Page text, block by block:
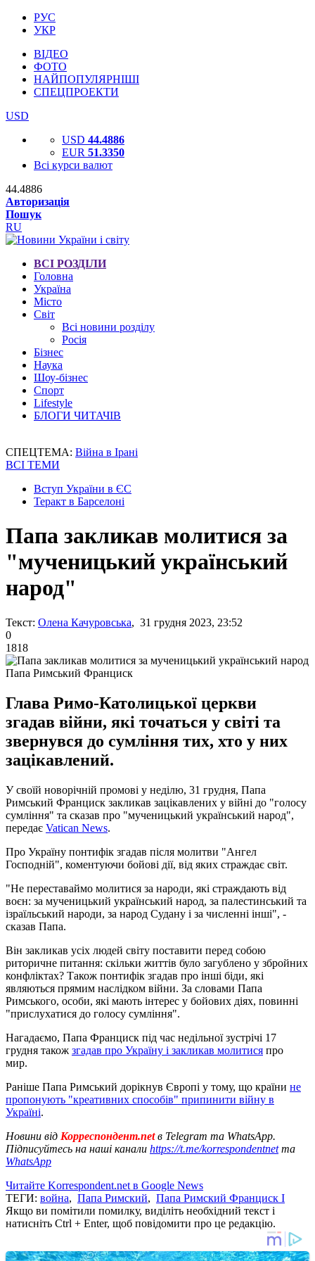
РУС
УКР
ВІДЕО
ФОТО
НАЙПОПУЛЯРНІШІ
СПЕЦПРОЕКТИ
USD
USD 44.4886
EUR 51.3350
Всі курси валют
44.4886
Авторизація
Пошук
RU
ВСІ РОЗДІЛИ
Головна
Україна
Місто
Світ
Всі новини розділу
Росія
Бізнес
Наука
Шоу-бізнес
Спорт
Lifestyle
БЛОГИ ЧИТАЧІВ
СПЕЦТЕМА: Війна в Ірані
ВСІ ТЕМИ
Вступ України в ЄС
Теракт в Барселоні
Папа закликав молитися за
"мученицький український
народ"
Текст: Олена Качуровська, 31 грудня 2023, 23:52
0
1818
Папа Римський Франциск
Глава Римо-Католицької церкви
згадав війни, які точаться у світі та
звернувся до сумління тих, хто у них
зацікавлений.
У своїй новорічній промові у неділю, 31 грудня, Папа
Римський Франциск закликав зацікавлених у війні до "голосу
сумління" та сказав про "мученицький український народ",
передає Vatican News.
Про Україну понтифік згадав після молитви "Ангел
Господній", коментуючи бойові дії, від яких страждає світ.
"Не переставаймо молитися за народи, які страждають від
воєн: за мученицький український народ, за палестинський та
ізраїльський народи, за народ Судану і за численні інші", -
сказав Папа.
Він закликав усіх людей світу поставити перед собою
риторичне питання: скільки життів було загублено у збройних
конфліктах? Також понтифік згадав про інші біди, які
являються прямим наслідком війни. За словами Папа
Римського, особи, які мають інтерес у бойових діях, повинні
"прислухатися до голосу сумління".
Нагадаємо, Папа Франциск під час недільної зустрічі 17
грудня також згадав про Україну і закликав молитися про
мир.
Раніше Папа Римський дорікнув Європі у тому, що країни не
пропонують "креативних способів" припинити війну в
Україні.
Новини від Корреспондент.netв Telegram та WhatsApp.
Підписуйтесь на наші канали https://t.me/korrespondentnetта
WhatsApp
Читайте Korrespondent.net в Google News
ТЕГИ: война, Папа Римский, Папа Римский Франциск I
Якщо ви помітили помилку, виділіть необхідний текст і
натисніть Ctrl + Enter, щоб повідомити про це редакцію.